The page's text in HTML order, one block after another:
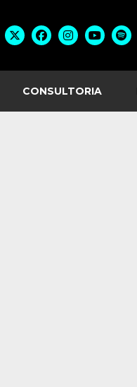
CONSULTORIA